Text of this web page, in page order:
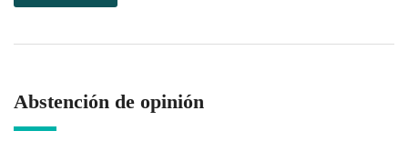
Abstención de opinión